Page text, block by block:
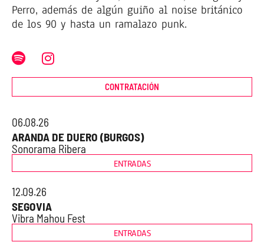
Perro, además de algún guiño al noise británico
de los 90 y hasta un ramalazo punk.
CONTRATACIÓN
06.08.26
ARANDA DE DUERO (BURGOS)
Sonorama Ribera
ENTRADAS
12.09.26
SEGOVIA
Vibra Mahou Fest
ENTRADAS